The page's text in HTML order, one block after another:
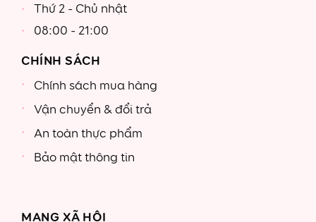
Thứ 2 - Chủ nhật
08:00 - 21:00
CHÍNH SÁCH
Chính sách mua hàng
Vận chuyển & đổi trả
An toàn thực phẩm
Bảo mật thông tin
MẠNG XÃ HỘI